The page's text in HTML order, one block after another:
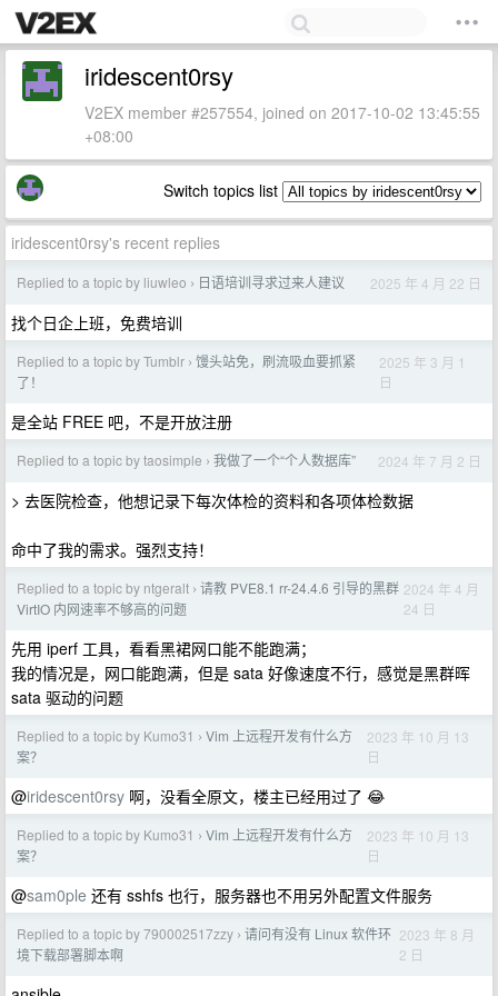
iridescent0rsy
V2EX member #257554, joined on 2017-10-02 13:45:55
+08:00
Switch topics list
iridescent0rsy's recent replies
Replied to a topic by liuwleo › 日语培训寻求过来人建议 2025 年 4 月 22 日
找个日企上班，免费培训
Replied to a topic by Tumblr › 馒头站免，刷流吸血要抓紧
了！
2025 年 3 月 1
日
是全站 FREE 吧，不是开放注册
Replied to a topic by taosimple › 我做了一个“个人数据库” 2024 年 7 月 2 日
> 去医院检查，他想记录下每次体检的资料和各项体检数据
命中了我的需求。强烈支持！
Replied to a topic by ntgeralt › 请教 PVE8.1 rr-24.4.6 引导的黑群
VirtIO 内网速率不够高的问题
2024 年 4 月
24 日
先用 iperf 工具，看看黑裙网口能不能跑满；
我的情况是，网口能跑满，但是 sata 好像速度不行，感觉是黑群晖
sata 驱动的问题
Replied to a topic by Kumo31 › Vim 上远程开发有什么方
案？
2023 年 10 月 13
日
@iridescent0rsy 啊，没看全原文，楼主已经用过了 😂
Replied to a topic by Kumo31 › Vim 上远程开发有什么方
案？
2023 年 10 月 13
日
@sam0ple 还有 sshfs 也行，服务器也不用另外配置文件服务
Replied to a topic by 790002517zzy › 请问有没有 Linux 软件环
境下载部署脚本啊
2023 年 8 月
2 日